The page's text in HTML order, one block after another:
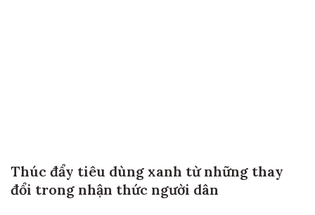
Thúc đẩy tiêu dùng xanh từ những thay
đổi trong nhận thức người dân